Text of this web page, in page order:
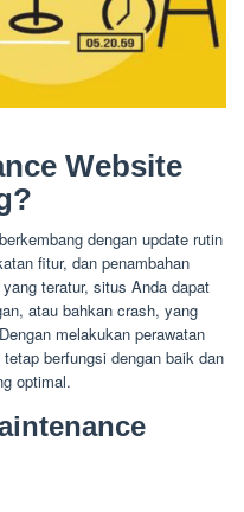
Website
dengan update rutin
fitur, dan penambahan
teratur, situs Anda dapat
atau bahkan crash, yang
melakukan perawatan
berfungsi dengan baik dan
optimal.